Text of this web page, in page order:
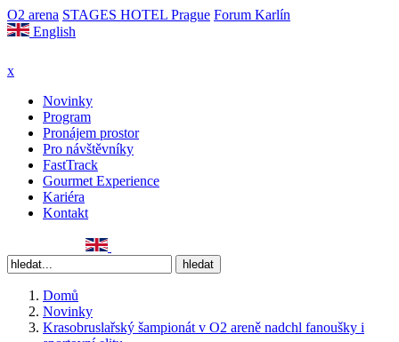
O2 arena STAGES HOTEL Prague Forum Karlín
English
x
Novinky
Program
Pronájem prostor
Pro návštěvníky
FastTrack
Gourmet Experience
Kariéra
Kontakt
Domů
Novinky
Krasobruslařský šampionát v O2 areně nadchl fanoušky i